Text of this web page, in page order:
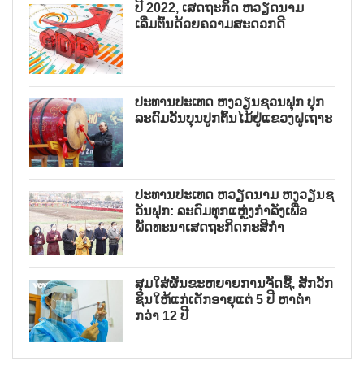
ປີ 2022, ເສດຖະກິດ ຫວຽດນາມ
ເລີ່ມຕົ້ນດ້ວຍຄວາມສະດວກດີ
ປະທານປະເທດ ຫງວຽນຊວນຟຸກ ປຸກ
ລະດົມວັນບຸນປູກຕົ້ນໄມ້ຢູ່ແຂວງຝູເຖາະ
ປະທານປະເທດ ຫວຽດນາມ ຫງວຽນຊ
ວັນຟຸກ: ລະດົມທຸກແຫຼ່ງກຳລັງເພື່ອ
ພັດທະນາເສດຖະກິດກະສິກຳ
ສຸມໃສ່ຜັນຂະຫຍາຍການຈັດຊື້, ສັກວັກ
ຊິນໃຫ້ແກ່ເດັກອາຍຸແຕ່ 5 ປີ ຫາຕ່ຳ
ກວ່າ 12 ປີ